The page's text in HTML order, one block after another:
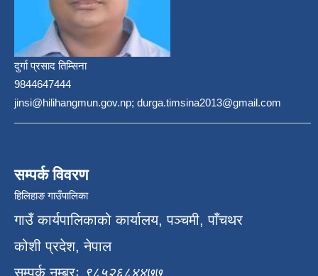
दुर्गा प्रसाद तिम्सिना
9844647444
jinsi@hilihangmun.gov.np; durga.timsina2013@gmail.com
सम्पर्क विवरण
हिलिहाङ गाउँपालिका
गाउँ कार्यपालिकाको कार्यालय, पञ्चमी, पाँचथर
कोशी प्रदेश, नेपाल
सम्पर्क नम्बरः ९८५२६८४४७७